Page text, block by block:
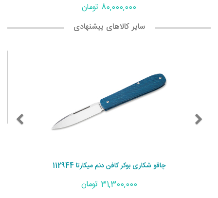
80,000,000 تومان
سایر کالاهای پیشنهادی
چاقو شکاری بوکر کافن دنم میکارتا 112944
31,300,000 تومان